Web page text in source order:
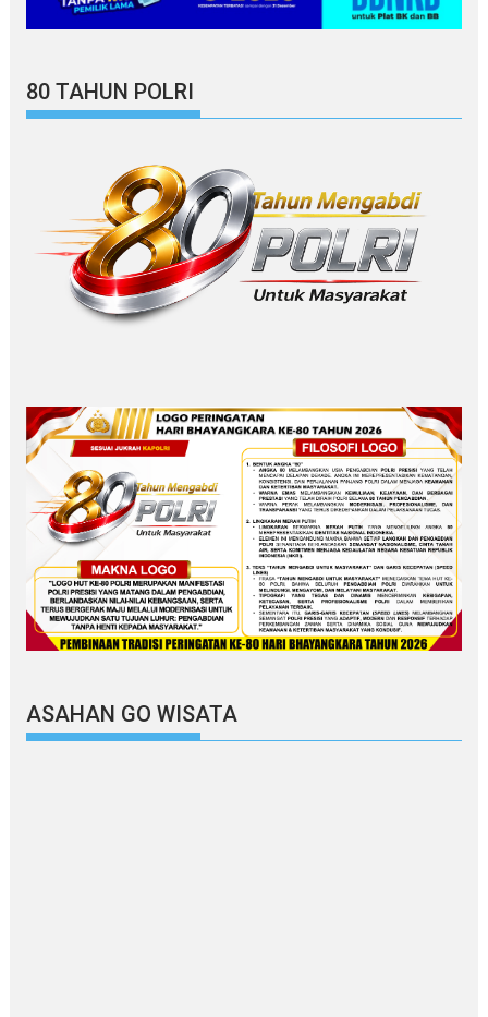
80 TAHUN POLRI
ASAHAN GO WISATA